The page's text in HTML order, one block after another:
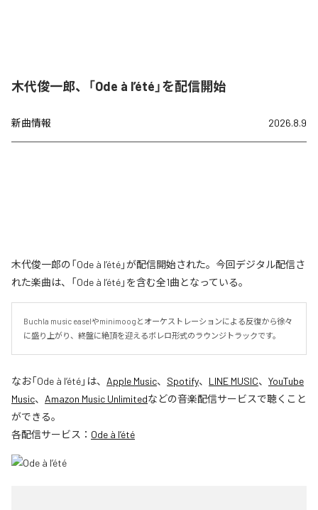
木代俊一郎、「Ode à l’été」を配信開始
新曲情報 2026.8.9
木代俊一郎の「Ode à l’été」が配信開始された。今回デジタル配信さ
れた楽曲は、「Ode à l’été」を含む全1曲となっている。
Buchla music easelやminimoogとオーケストレーションによる反復から徐々
に盛り上がり、終盤に絶頂を迎えるボレロ形式のラウンジトラックです。
なお「Ode à l’été」は、 Apple Music、 Spotify、 LINE MUSIC、 YouTube
Music、 Amazon Music Unlimitedなどの音楽配信サービスで聴くこと
ができる。
各配信サービス： Ode à l’été